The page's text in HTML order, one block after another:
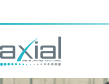
Aller
au